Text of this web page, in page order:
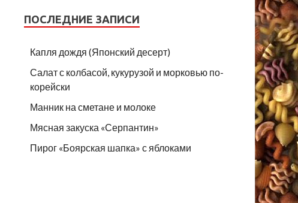
ПОСЛЕДНИЕ ЗАПИСИ
Капля дождя (Японский десерт)
Салат с колбасой, кукурузой и морковью по-
корейски
Манник на сметане и молоке
Мясная закуска «Серпантин»
Пирог «Боярская шапка» с яблоками